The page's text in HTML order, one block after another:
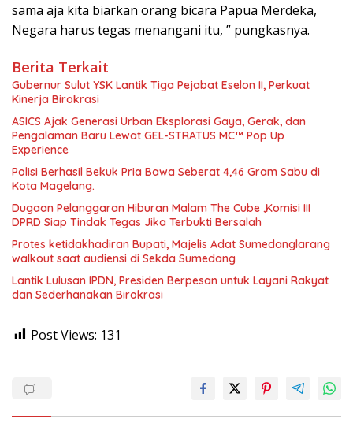
sama aja kita biarkan orang bicara Papua Merdeka,
Negara harus tegas menangani itu, ” pungkasnya.
Berita Terkait
Gubernur Sulut YSK Lantik Tiga Pejabat Eselon II, Perkuat
Kinerja Birokrasi
ASICS Ajak Generasi Urban Eksplorasi Gaya, Gerak, dan
Pengalaman Baru Lewat GEL-STRATUS MC™ Pop Up
Experience
Polisi Berhasil Bekuk Pria Bawa Seberat 4,46 Gram Sabu di
Kota Magelang.
Dugaan Pelanggaran Hiburan Malam The Cube ,Komisi III
DPRD Siap Tindak Tegas Jika Terbukti Bersalah
Protes ketidakhadiran Bupati, Majelis Adat Sumedanglarang
walkout saat audiensi di Sekda Sumedang
Lantik Lulusan IPDN, Presiden Berpesan untuk Layani Rakyat
dan Sederhanakan Birokrasi
Post Views: 131